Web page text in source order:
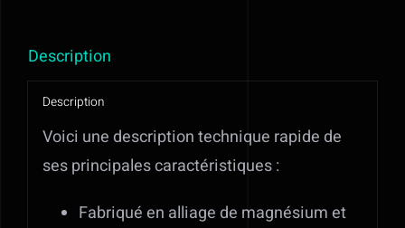
3067
Description
Description
Voici une description technique rapide de
ses principales caractéristiques :
Fabriqué en alliage de magnésium et